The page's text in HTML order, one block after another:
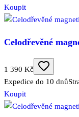
Koupit
Celodřevěné
1 390 Kč
Expedice do 10 dnů
Koupit